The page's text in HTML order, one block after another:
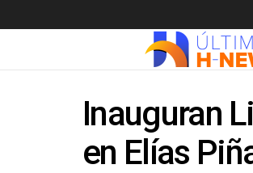
Inauguran
en Elías